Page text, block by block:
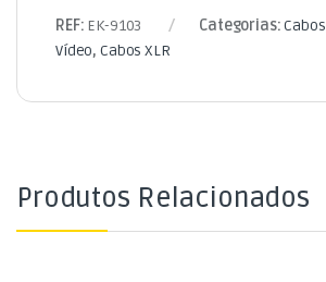
REF: EK-9103 Categorias:Cabos
Vídeo,Cabos XLR
Produtos Relacionados